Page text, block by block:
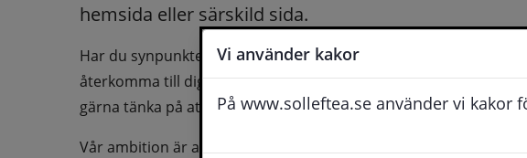
Vi använder kakor
På www.solleftea.se använder vi kakor
hemsida eller särskild sida.
Har du synpunkter på webbplatsen kan du skicka in dem via
återkomma till dig behöver du även fylla i dina
gärna tänka på att vara så tydlig som möjligt för att vi ska kunna
Vår ambition är att besvara synpunkter så snart som möjligt,